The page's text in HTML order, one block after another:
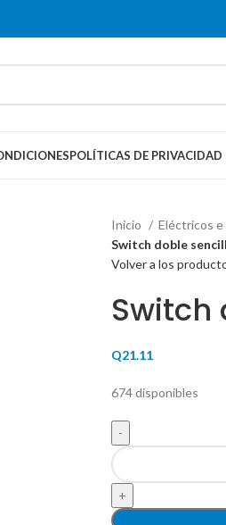
POLÍTICAS DE PRIVACIDAD
Inicio Eléctricos e
Switch doble
Volver a los
Switch
Q21.11
674 disponibles